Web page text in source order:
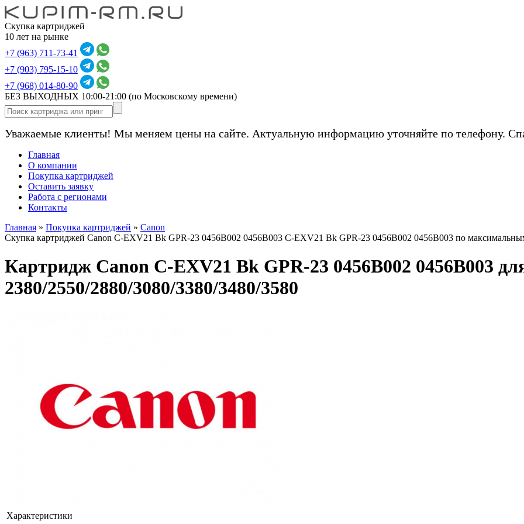
Скупка картриджей
10 лет на рынке
+7 (963) 711-73-41
+7 (903) 795-15-10
+7 (968) 014-80-90
БЕЗ ВЫХОДНЫХ 10:00-21:00 (по Московскому времени)
Уважаемые клиенты! Мы меняем цены на сайте. Актуальную информацию уточняйте по телефону.
Главная
О компании
Покупка картриджей
Оставить заявку
Работа с регионами
Контакты
Главная » Покупка картриджей » Canon
Скупка картриджей Canon C-EXV21 Bk GPR-23 0456B002 0456B003 C-EXV21 Bk GPR-23 0456B002 0456B003 по
Картридж Canon C-EXV21 Bk GPR-23 0456B002 0456B003
2380/2550/2880/3080/3380/3480/3580
Характеристики